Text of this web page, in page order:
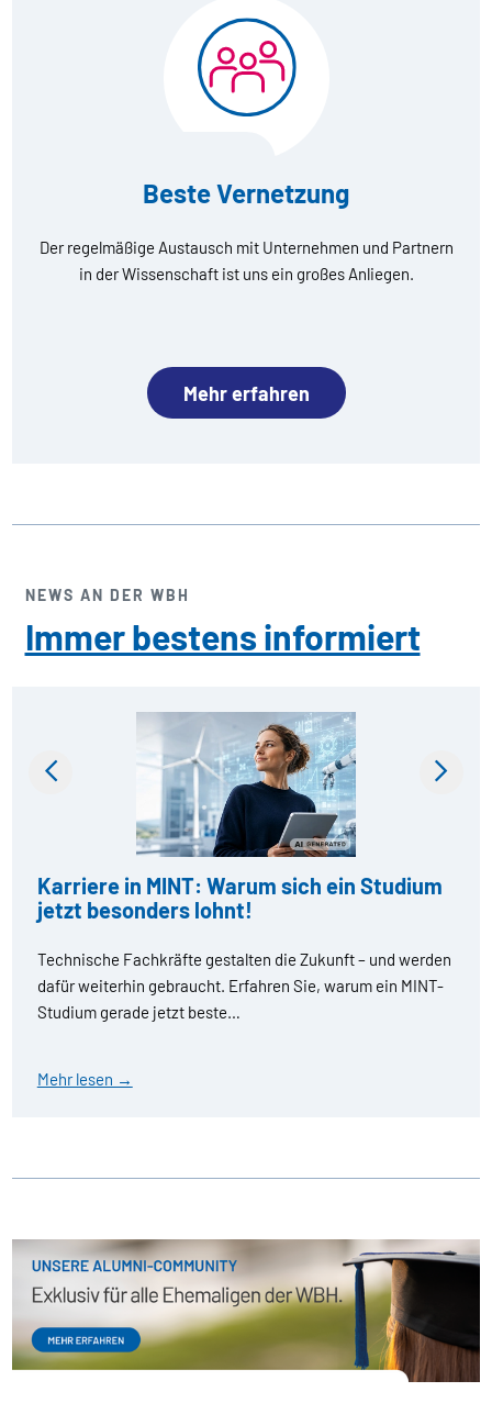
Beste Vernetzung
Der regelmäßige Austausch mit Unternehmen und Partnern
in der Wissenschaft ist uns ein großes Anliegen.
Mehr erfahren
NEWS AN DER WBH
Immer bestens informiert
Karriere in MINT: Warum sich ein Studium
jetzt besonders lohnt!
Technische Fachkräfte gestalten die Zukunft – und werden
dafür weiterhin gebraucht. Erfahren Sie, warum ein MINT-
Studium gerade jetzt beste…
Mehr lesen →